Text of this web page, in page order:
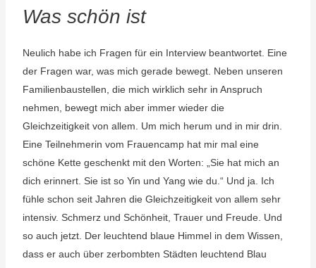
Was schön ist
Neulich habe ich Fragen für ein Interview beantwortet. Eine
der Fragen war, was mich gerade bewegt. Neben unseren
Familienbaustellen, die mich wirklich sehr in Anspruch
nehmen, bewegt mich aber immer wieder die
Gleichzeitigkeit von allem. Um mich herum und in mir drin.
Eine Teilnehmerin vom Frauencamp hat mir mal eine
schöne Kette geschenkt mit den Worten: „Sie hat mich an
dich erinnert. Sie ist so Yin und Yang wie du.“ Und ja. Ich
fühle schon seit Jahren die Gleichzeitigkeit von allem sehr
intensiv. Schmerz und Schönheit, Trauer und Freude. Und
so auch jetzt. Der leuchtend blaue Himmel in dem Wissen,
dass er auch über zerbombten Städten leuchtend Blau